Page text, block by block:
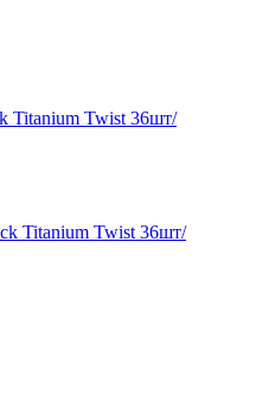
Titanium Twist 36шт/